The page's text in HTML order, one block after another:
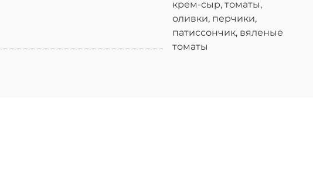
крем-сыр, томаты,
оливки, перчики,
патиссончик, вяленые
томаты